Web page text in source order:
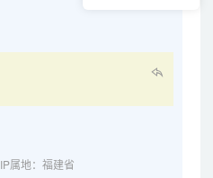
IP属地：福建省